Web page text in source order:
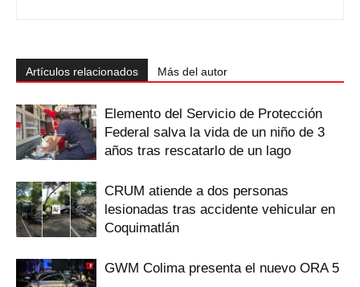
Artículos relacionados Más del autor
Elemento del Servicio de Protección
Federal salva la vida de un niño de 3
años tras rescatarlo de un lago
CRUM atiende a dos personas
lesionadas tras accidente vehicular en
Coquimatlán
GWM Colima presenta el nuevo ORA 5